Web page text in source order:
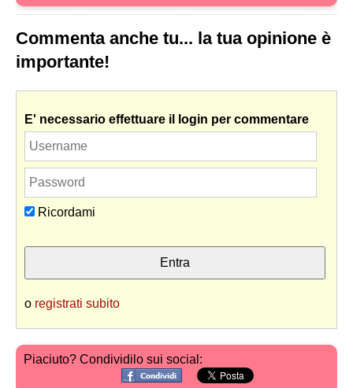
Commenta anche tu... la tua opinione è
importante!
E' necessario effettuare il login per commentare
Ricordami
o registrati subito
Piaciuto? Condividilo sui social: